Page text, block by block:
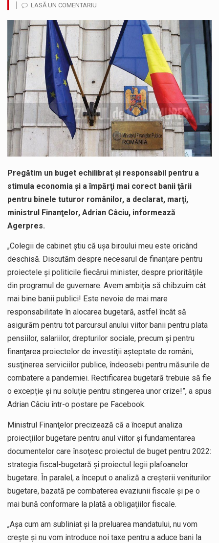
Fostul deputat si primar Cătălin Cherecheș a fost invitat la Horia Nasra Show unde a sustinut o dezbatere pe teme…
Proiectul pentru reconstrucția definitivă a podului peste râul Săsar din Baia Mare avansează într-o nouă etapă concretă. După asigurarea finanțării…
COD GALBEN. Interval de valabilitate: 07 august, ora 12.00 – 07 august, ora 23.00 / Fenomene vizate: instabilitate atmosferică, intensificări…
LASĂ UN COMENTARIU
Pregătim un buget echilibrat şi responsabil pentru a
stimula economia şi a împărţi mai corect banii ţării
pentru binele tuturor românilor, a declarat, marţi,
ministrul Finanţelor, Adrian Câciu, informează
Agerpres.
„Colegii de cabinet ştiu că uşa biroului meu este oricând
deschisă. Discutăm despre necesarul de finanţare pentru
proiectele şi politicile fiecărui minister, despre priorităţile
din programul de guvernare. Avem ambiţia să chibzuim cât
mai bine banii publici! Este nevoie de mai mare
responsabilitate în alocarea bugetară, astfel încât să
asigurăm pentru tot parcursul anului viitor banii pentru plata
pensiilor, salariilor, drepturilor sociale, precum şi pentru
finanţarea proiectelor de investiţii aşteptate de români,
susţinerea serviciilor publice, îndeosebi pentru măsurile de
combatere a pandemiei. Rectificarea bugetară trebuie să fie
o excepţie şi nu soluţie pentru stingerea unor crize!”, a spus
Adrian Câciu într-o postare pe Facebook.
Ministrul Finanţelor precizează că a început analiza
proiecţiilor bugetare pentru anul viitor şi fundamentarea
documentelor care însoţesc proiectul de buget pentru 2022:
strategia fiscal-bugetară şi proiectul legii plafoanelor
bugetare. În paralel, a început o analiză a creşterii veniturilor
bugetare, bazată pe combaterea evaziunii fiscale şi pe o
mai bună conformare la plată a obligaţiilor fiscale.
„Aşa cum am subliniat şi la preluarea mandatului, nu vom
creşte şi nu vom introduce noi taxe pentru a aduce bani la